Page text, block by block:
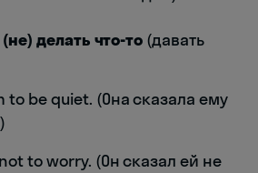
(не) делать что-то (давать
to be quiet. (Она сказала ему
to worry. (Он сказал ей не